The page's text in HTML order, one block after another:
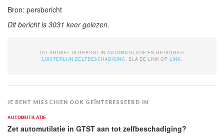
Bron: persbericht
Dit bericht is 3031 keer gelezen.
DIT ARTIKEL IS GEPOST IN AUTOMUTILATIE EN GETAGGED
LUISTERLIJN ,ZELFBESCHADIGING . SLA DE LINK OP LINK
JE BENT MISSCHIEN OOK GEÏNTERESSEERD IN
AUTOMUTILATIE
Zet automutilatie in GTST aan tot zelfbeschadiging?